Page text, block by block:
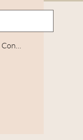
Connexion